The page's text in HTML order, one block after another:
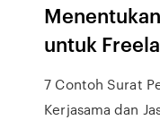
untuk
7 Contoh Surat
Kerjasama dan